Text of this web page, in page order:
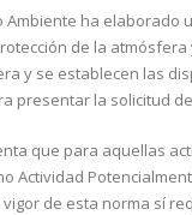
ha elaborado
de la
y se establecen las
presentar la solicitud
que para aquellas
Actividad
de esta norma sí